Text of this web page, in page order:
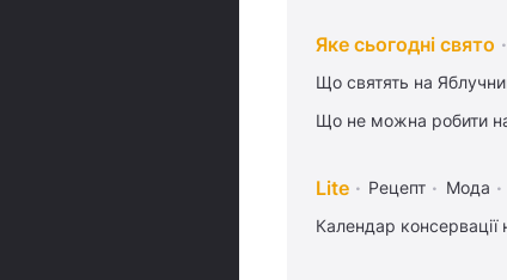
Яке сьогодні свято
Що святять на
Що не можна робити
Lite Рецепт Мода
Календар